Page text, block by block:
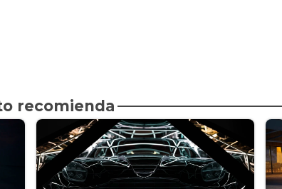
recomienda